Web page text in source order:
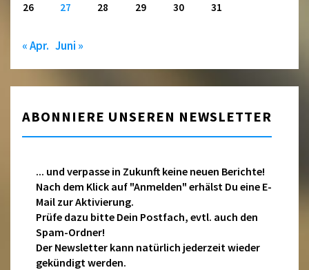
26
27 28 29 30 31
« Apr. Juni »
ABONNIERE UNSEREN NEWSLETTER
... und verpasse in Zukunft keine neuen Berichte!
Nach dem Klick auf "Anmelden" erhälst Du eine E-
Mail zur Aktivierung.
Prüfe dazu bitte Dein Postfach, evtl. auch den
Spam-Ordner!
Der Newsletter kann natürlich jederzeit wieder
gekündigt werden.